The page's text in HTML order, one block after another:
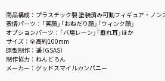
商品構成：プラスチック製 塗装済み可動フィギュア・ノン
表情パーツ：「笑顔」「おねだり顔」「ウィンク顔」
オプションパーツ：「バ場レーン」「垂れ耳」ほか
サイズ：全高約100mm
原型制作：遥（GSAS）
制作協力：ねんどろん
メーカー：グッドスマイルカンパニー